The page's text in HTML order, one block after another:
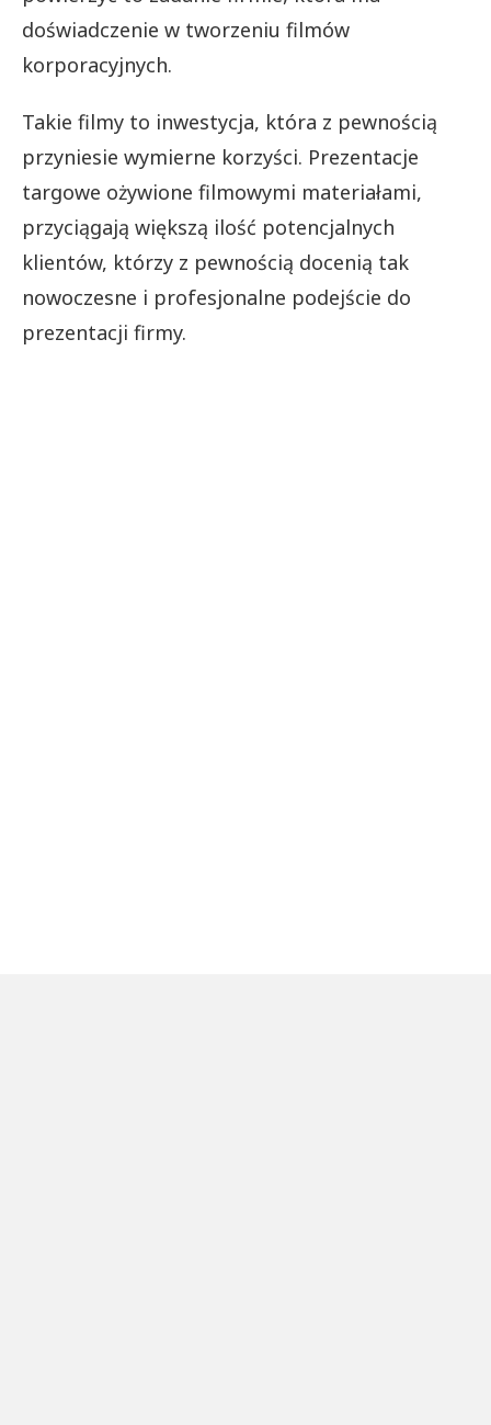
doświadczenie w tworzeniu filmów
korporacyjnych.
Takie filmy to inwestycja, która z pewnością
przyniesie wymierne korzyści. Prezentacje
targowe ożywione filmowymi materiałami,
przyciągają większą ilość potencjalnych
klientów, którzy z pewnością docenią tak
nowoczesne i profesjonalne podejście do
prezentacji firmy.